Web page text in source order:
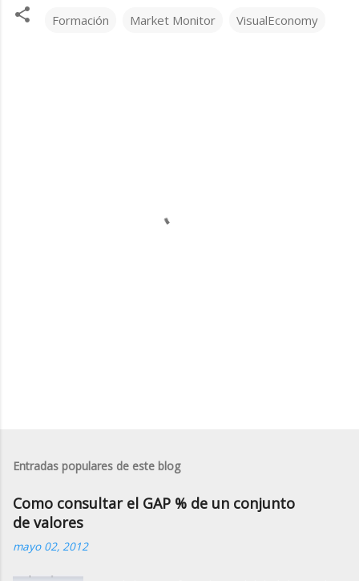
Formación Market Monitor VisualEconomy
Entradas populares de este blog
Como consultar el GAP % de un conjunto
de valores
mayo 02, 2012